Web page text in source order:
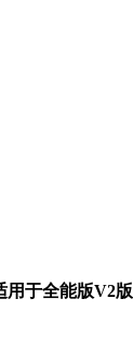
用于全能版V2版